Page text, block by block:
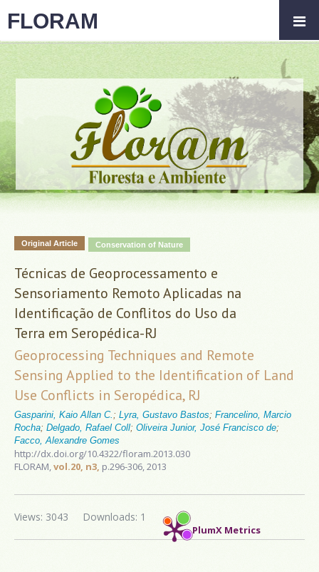
Original Article Conservation of Nature
Técnicas de Geoprocessamento e
Sensoriamento Remoto Aplicadas na
Identificação de Conflitos do Uso da
Terra em Seropédica-RJ
Geoprocessing Techniques and Remote
Sensing Applied to the Identification of Land
Use Conflicts in Seropédica, RJ
Gasparini, Kaio Allan C. ; Lyra, Gustavo Bastos; Francelino, Marcio
Rocha; Delgado, Rafael Coll; Oliveira Junior, José Francisco de;
Facco, Alexandre Gomes
http://dx.doi.org/10.4322/floram.2013.030
FLORAM,vol.20, n3, p.296-306, 2013
PlumX Metrics
Downloads: 1
Views: 3043
FLORAM